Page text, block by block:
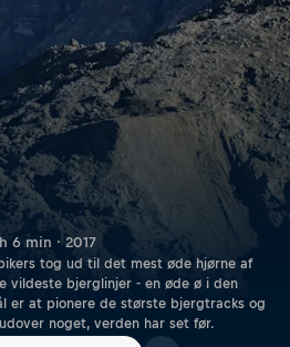
6 min · 2017
tog ud til det mest øde hjørne af
vildeste bjerglinjer - en øde ø i den
er at pionere de største bjergtracks og
noget, verden har set før.